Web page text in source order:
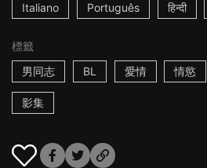
Italiano Português हिन्दी
標籤
男同志
BL 愛情 情慾
影集